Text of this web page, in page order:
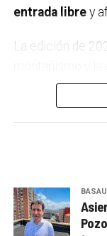
entrada librey
La edición de
estaránIgone
formado por
reconocida
como ya es
A lo largo de los
Montaña se ha